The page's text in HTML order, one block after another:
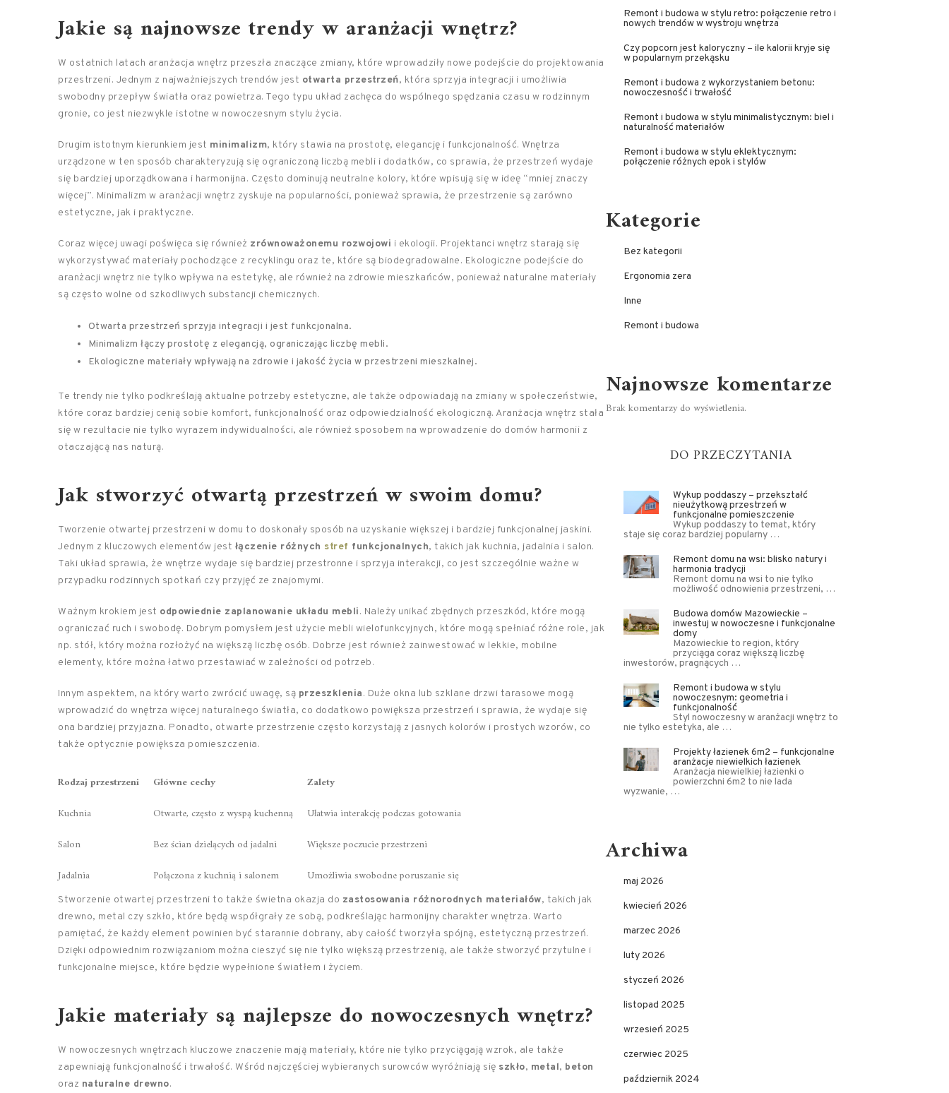
Jakie są najnowsze trendy w aranżacji wnętrz?
W ostatnich latach aranżacja wnętrz przeszła znaczące zmiany, które wprowadziły nowe podejście do projektowania
przestrzeni. Jednym z najważniejszych trendów jest otwarta przestrzeń, która sprzyja integracji i umożliwia
swobodny przepływ światła oraz powietrza. Tego typu układ zachęca do wspólnego spędzania czasu w rodzinnym
gronie, co jest niezwykle istotne w nowoczesnym stylu życia.
Drugim istotnym kierunkiem jest minimalizm, który stawia na prostotę, elegancję i funkcjonalność. Wnętrza
urządzone w ten sposób charakteryzują się ograniczoną liczbą mebli i dodatków, co sprawia, że przestrzeń wydaje
się bardziej uporządkowana i harmonijna. Często dominują neutralne kolory, które wpisują się w ideę “mniej znaczy
więcej”. Minimalizm w aranżacji wnętrz zyskuje na popularności, ponieważ sprawia, że przestrzenie są zarówno
estetyczne, jak i praktyczne.
Coraz więcej uwagi poświęca się również zrównoważonemu rozwojowi i ekologii. Projektanci wnętrz starają się
wykorzystywać materiały pochodzące z recyklingu oraz te, które są biodegradowalne. Ekologiczne podejście do
aranżacji wnętrz nie tylko wpływa na estetykę, ale również na zdrowie mieszkańców, ponieważ naturalne materiały
są często wolne od szkodliwych substancji chemicznych.
Otwarta przestrzeń sprzyja integracji i jest funkcjonalna.
Minimalizm łączy prostotę z elegancją, ograniczając liczbę mebli.
Ekologiczne materiały wpływają na zdrowie i jakość życia w przestrzeni mieszkalnej.
Te trendy nie tylko podkreślają aktualne potrzeby estetyczne, ale także odpowiadają na zmiany w społeczeństwie,
które coraz bardziej cenią sobie komfort, funkcjonalność oraz odpowiedzialność ekologiczną. Aranżacja wnętrz stała
się w rezultacie nie tylko wyrazem indywidualności, ale również sposobem na wprowadzenie do domów harmonii z
otaczającą nas naturą.
Jak stworzyć otwartą przestrzeń w swoim domu?
Tworzenie otwartej przestrzeni w domu to doskonały sposób na uzyskanie większej i bardziej funkcjonalnej jaskini.
Jednym z kluczowych elementów jest łączenie różnych stref funkcjonalnych, takich jak kuchnia, jadalnia i salon.
Taki układ sprawia, że wnętrze wydaje się bardziej przestronne i sprzyja interakcji, co jest szczególnie ważne w
przypadku rodzinnych spotkań czy przyjęć ze znajomymi.
Ważnym krokiem jest odpowiednie zaplanowanie układu mebli. Należy unikać zbędnych przeszkód, które mogą
ograniczać ruch i swobodę. Dobrym pomysłem jest użycie mebli wielofunkcyjnych, które mogą spełniać różne role, jak
np. stół, który można rozłożyć na większą liczbę osób. Dobrze jest również zainwestować w lekkie, mobilne
elementy, które można łatwo przestawiać w zależności od potrzeb.
Innym aspektem, na który warto zwrócić uwagę, są przeszklenia. Duże okna lub szklane drzwi tarasowe mogą
wprowadzić do wnętrza więcej naturalnego światła, co dodatkowo powiększa przestrzeń i sprawia, że wydaje się
ona bardziej przyjazna. Ponadto, otwarte przestrzenie często korzystają z jasnych kolorów i prostych wzorów, co
także optycznie powiększa pomieszczenia.
Rodzaj przestrzeni Główne cechy
Zalety
Kuchnia
Otwarte, często z wyspą kuchenną
Ułatwia interakcję podczas gotowania
Salon
Bez ścian dzielących od jadalni
Większe poczucie przestrzeni
Jadalnia
Połączona z kuchnią i salonem Umożliwia swobodne poruszanie się
Stworzenie otwartej przestrzeni to także świetna okazja do zastosowania różnorodnych materiałów, takich jak
drewno, metal czy szkło, które będą współgrały ze sobą, podkreślając harmonijny charakter wnętrza. Warto
pamiętać, że każdy element powinien być starannie dobrany, aby całość tworzyła spójną, estetyczną przestrzeń.
Dzięki odpowiednim rozwiązaniom można cieszyć się nie tylko większą przestrzenią, ale także stworzyć przytulne i
funkcjonalne miejsce, które będzie wypełnione światłem i życiem.
Jakie materiały są najlepsze do nowoczesnych wnętrz?
W nowoczesnych wnętrzach kluczowe znaczenie mają materiały, które nie tylko przyciągają wzrok, ale także
zapewniają funkcjonalność i trwałość. Wśród najczęściej wybieranych surowców wyróżniają się szkło, metal, beton
oraz naturalne drewno.
Remont i budowa w stylu retro: połączenie retro i
nowych trendów w wystroju wnętrza
Czy popcorn jest kaloryczny – ile kalorii kryje się
w popularnym przekąsku
Remont i budowa z wykorzystaniem betonu:
nowoczesność i trwałość
Remont i budowa w stylu minimalistycznym: biel i
naturalność materiałów
Remont i budowa w stylu eklektycznym:
połączenie różnych epok i stylów
Kategorie
Bez kategorii
Ergonomia zera
Inne
Remont i budowa
Najnowsze komentarze
Brak komentarzy do wyświetlenia.
DO PRZECZYTANIA
Wykup poddaszy – przekształć
nieużytkową przestrzeń w
funkcjonalne pomieszczenie
Wykup poddaszy to temat, który
staje się coraz bardziej popularny …
Remont domu na wsi: blisko natury i
harmonia tradycji
Remont domu na wsi to nie tylko
możliwość odnowienia przestrzeni, …
Budowa domów Mazowieckie –
inwestuj w nowoczesne i funkcjonalne
domy
Mazowieckie to region, który
przyciąga coraz większą liczbę
inwestorów, pragnących …
Remont i budowa w stylu
nowoczesnym: geometria i
funkcjonalność
Styl nowoczesny w aranżacji wnętrz to
nie tylko estetyka, ale …
Projekty łazienek 6m2 – funkcjonalne
aranżacje niewielkich łazienek
Aranżacja niewielkiej łazienki o
powierzchni 6m2 to nie lada
wyzwanie, …
Archiwa
maj 2026
kwiecień 2026
marzec 2026
luty 2026
styczeń 2026
listopad 2025
wrzesień 2025
czerwiec 2025
październik 2024